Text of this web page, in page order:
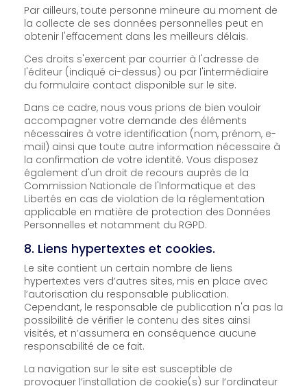
Par ailleurs, toute personne mineure au moment de
la collecte de ses données personnelles peut en
obtenir l'effacement dans les meilleurs délais.
Ces droits s'exercent par courrier à l'adresse de
l'éditeur (indiqué ci-dessus) ou par l'intermédiaire
du formulaire contact disponible sur le site.
Dans ce cadre, nous vous prions de bien vouloir
accompagner votre demande des éléments
nécessaires à votre identification (nom, prénom, e-
mail) ainsi que toute autre information nécessaire à
la confirmation de votre identité. Vous disposez
également d'un droit de recours auprès de la
Commission Nationale de l'Informatique et des
Libertés en cas de violation de la réglementation
applicable en matière de protection des Données
Personnelles et notamment du RGPD.
8. Liens hypertextes et cookies.
Le site contient un certain nombre de liens
hypertextes vers d’autres sites, mis en place avec
l’autorisation du responsable publication.
Cependant, le responsable de publication n'a pas la
possibilité de vérifier le contenu des sites ainsi
visités, et n’assumera en conséquence aucune
responsabilité de ce fait.
La navigation sur le site est susceptible de
provoquer l’installation de cookie(s) sur l’ordinateur